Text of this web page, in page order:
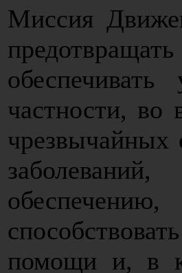
Миссия
частности, во
чрезвычайных
помощи и, в